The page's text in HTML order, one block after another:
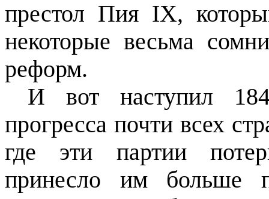
престол Пия IX,
некоторые весьма
реформ.
И вот наступил
прогресса почти всех
где эти партии
принесло им больше